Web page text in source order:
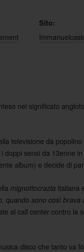
Sito:
nel significato
televisione da
sensi da 13enne
album) e decide di
mignottocrazia italiana
quando sono così brava
al call center contro la
disco che tanto va